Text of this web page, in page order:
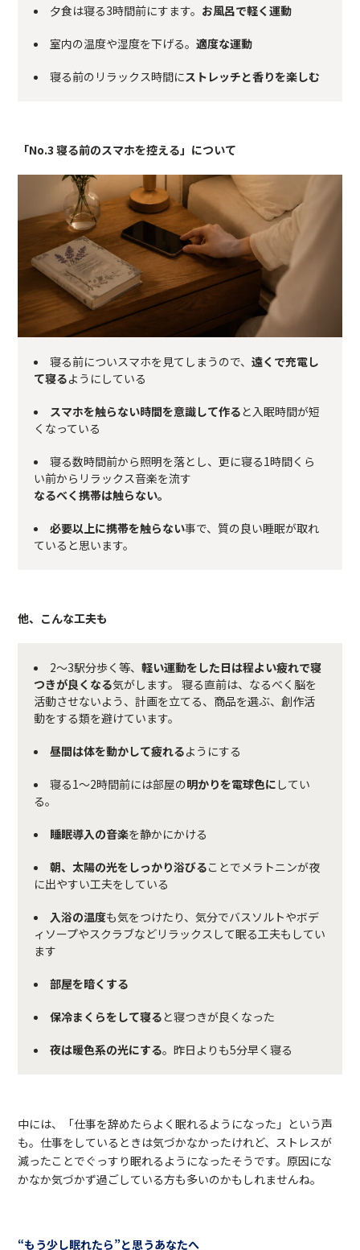
夕食は寝る3時間前にすます。 お風呂で軽く運動
室内の温度や湿度を下げる。適度な運動
寝る前のリラックス時間にストレッチと香りを楽しむ
「No.3 寝る前のスマホを控える」について
寝る前についスマホを見てしまうので、遠くで充電し
て寝るようにしている
スマホを触らない時間を意識して作ると入眠時間が短
くなっている
寝る数時間前から照明を落とし、更に寝る1時間くら
い前からリラックス音楽を流す
なるべく携帯は触らない。
必要以上に携帯を触らない事で、質の良い睡眠が取れ
ていると思います。
他、こんな工夫も
2～3駅分歩く等、軽い運動をした日は程よい疲れで寝
つきが良くなる気がします。 寝る直前は、なるべく脳を
活動させないよう、計画を立てる、商品を選ぶ、創作活
動をする類を避けています。
昼間は体を動かして疲れるようにする
寝る1〜2時間前には部屋の明かりを電球色に してい
る。
睡眠導入の音楽を静かにかける
朝、太陽の光をしっかり浴びることでメラトニンが夜
に出やすい工夫をしている
入浴の温度も気をつけたり、気分でバスソルトやボデ
ィソープやスクラブなどリラックスして眠る工夫もしてい
ます
部屋を暗くする
保冷まくらをして寝ると寝つきが良くなった
夜は暖色系の光にする。昨日よりも5分早く寝る
中には、「仕事を辞めたらよく眠れるようになった」という声
も。仕事をしているときは気づかなかったけれど、ストレスが
減ったことでぐっすり眠れるようになったそうです。原因にな
かなか気づかず過ごしている方も多いのかもしれませんね。
“もう少し眠れたら”と思うあなたへ